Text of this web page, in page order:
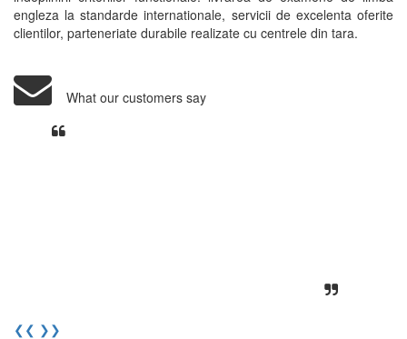
engleza la standarde internationale, servicii de excelenta oferite
clientilor, parteneriate durabile realizate cu centrele din tara.
What our customers say
❮❮ ❯❯